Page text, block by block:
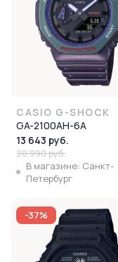
CASIO G-SHOCK
GA-2100AH-6A
13 643 руб.
20 990 руб.
В магазине: Санкт-
Петербург
-37%